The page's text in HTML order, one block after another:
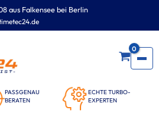
aus Falkensee bei Berlin
PASSGENAU
BERATEN
ECHTE TURBO-
EXPERTEN
0